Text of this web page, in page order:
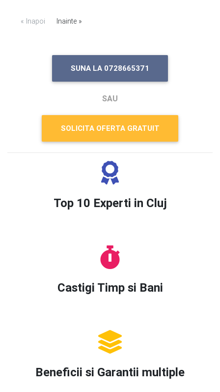
« Inapoi Inainte »
SUNA LA 0728665371
SAU
SOLICITA OFERTA GRATUIT
Top 10 Experti in Cluj
Castigi Timp si Bani
Beneficii si Garantii multiple